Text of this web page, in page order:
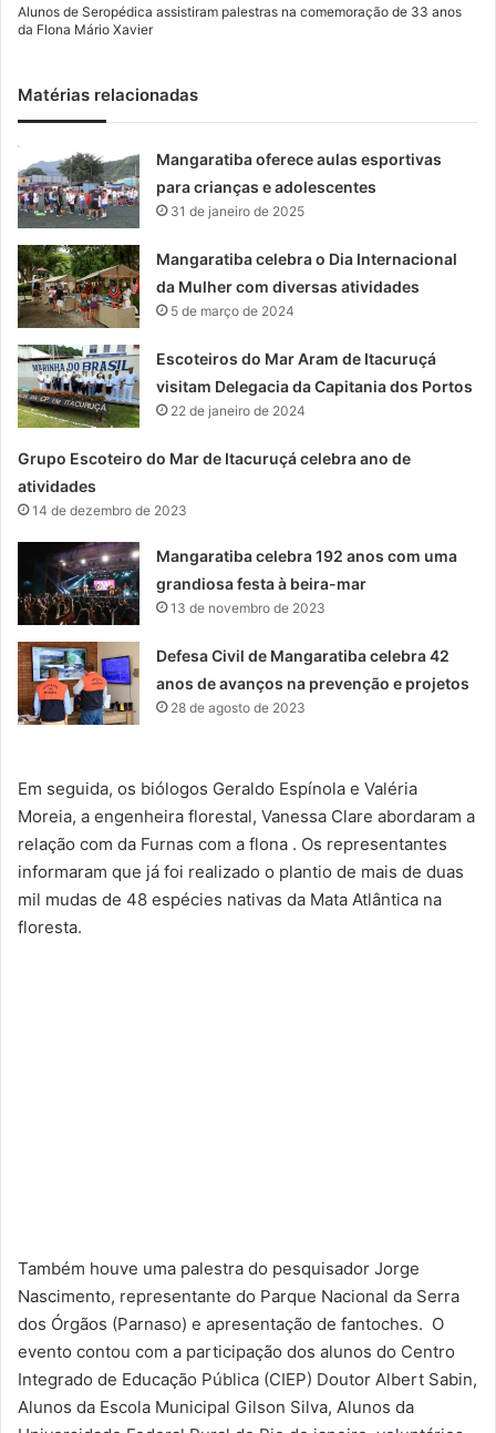
Alunos de Seropédica assistiram palestras na comemoração de 33 anos
da Flona Mário Xavier
Matérias relacionadas
Mangaratiba oferece aulas esportivas
para crianças e adolescentes
31 de janeiro de 2025
Mangaratiba celebra o Dia Internacional
da Mulher com diversas atividades
5 de março de 2024
Escoteiros do Mar Aram de Itacuruçá
visitam Delegacia da Capitania dos Portos
22 de janeiro de 2024
Grupo Escoteiro do Mar de Itacuruçá celebra ano de
atividades
14 de dezembro de 2023
Mangaratiba celebra 192 anos com uma
grandiosa festa à beira-mar
13 de novembro de 2023
Defesa Civil de Mangaratiba celebra 42
anos de avanços na prevenção e projetos
28 de agosto de 2023
Em seguida, os biólogos Geraldo Espínola e Valéria
Moreia, a engenheira florestal, Vanessa Clare abordaram a
relação com da Furnas com a flona . Os representantes
informaram que já foi realizado o plantio de mais de duas
mil mudas de 48 espécies nativas da Mata Atlântica na
floresta.
Também houve uma palestra do pesquisador Jorge
Nascimento, representante do Parque Nacional da Serra
dos Órgãos (Parnaso) e apresentação de fantoches. O
evento contou com a participação dos alunos do Centro
Integrado de Educação Pública (CIEP) Doutor Albert Sabin,
Alunos da Escola Municipal Gilson Silva, Alunos da